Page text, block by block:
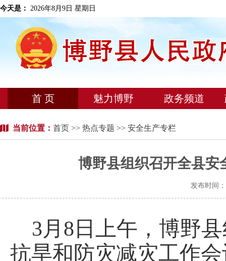
今天是： 2026年8月9日 星期日
首 页 魅力博野 政务频道
当前位置： 首页 >> 热点专题 >> 安全生产专栏
博野县组织召开全县安
发布时间
3月8日上午，博野
抗旱和防灾减灾工作